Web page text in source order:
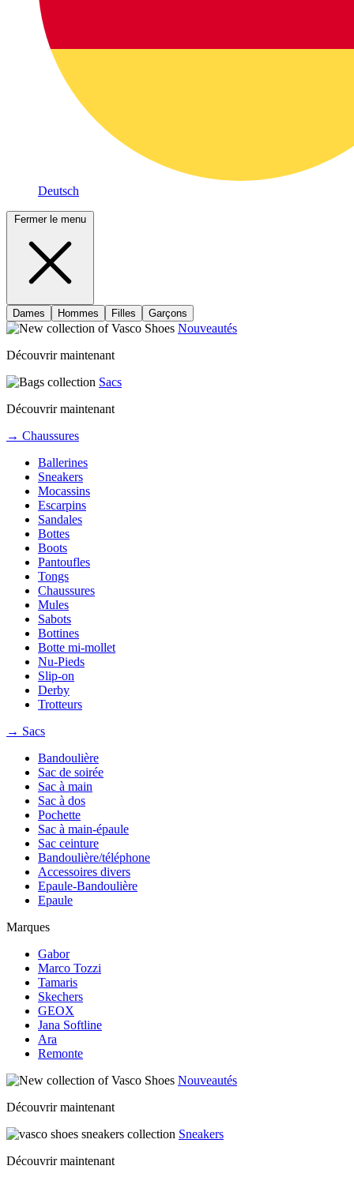
Deutsch
Fermer le menu
Dames Hommes Filles Garçons
Nouveautés
Découvrir maintenant
Sacs
Découvrir maintenant
→ Chaussures
Ballerines
Sneakers
Mocassins
Escarpins
Sandales
Bottes
Boots
Pantoufles
Tongs
Chaussures
Mules
Sabots
Bottines
Botte mi-mollet
Nu-Pieds
Slip-on
Derby
Trotteurs
→ Sacs
Bandoulière
Sac de soirée
Sac à main
Sac à dos
Pochette
Sac à main-épaule
Sac ceinture
Bandoulière/téléphone
Accessoires divers
Epaule-Bandoulière
Epaule
Marques
Gabor
Marco Tozzi
Tamaris
Skechers
GEOX
Jana Softline
Ara
Remonte
Nouveautés
Découvrir maintenant
Sneakers
Découvrir maintenant